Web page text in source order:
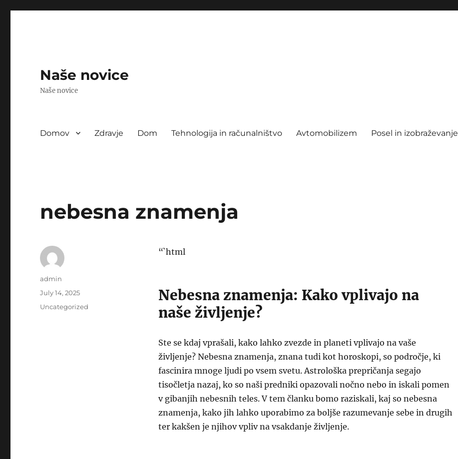
Naše novice
Naše novice
Domov Zdravje Dom Tehnologija in računalništvo Avtomobilizem Posel in izobraževanje
nebesna znamenja
“`html
Nebesna znamenja: Kako vplivajo na
naše življenje?
Ste se kdaj vprašali, kako lahko zvezde in planeti vplivajo na vaše
življenje? Nebesna znamenja, znana tudi kot horoskopi, so področje, ki
fascinira mnoge ljudi po vsem svetu. Astrološka prepričanja segajo
tisočletja nazaj, ko so naši predniki opazovali nočno nebo in iskali pomen
v gibanjih nebesnih teles. V tem članku bomo raziskali, kaj so nebesna
znamenja, kako jih lahko uporabimo za boljše razumevanje sebe in drugih
ter kakšen je njihov vpliv na vsakdanje življenje.
Author
admin
Posted
July 14, 2025
Categories
Uncategorized